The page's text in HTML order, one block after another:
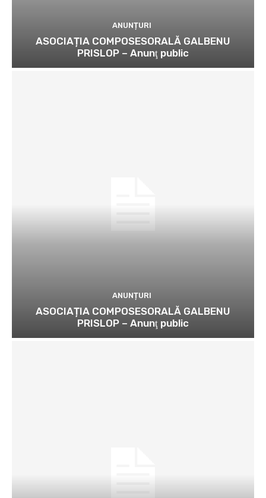
ANUNȚURI
ASOCIAȚIA COMPOSESORALĂ GALBENU
PRISLOP – Anunţ public
ANUNȚURI
ASOCIAȚIA COMPOSESORALĂ GALBENU
PRISLOP – Anunţ public